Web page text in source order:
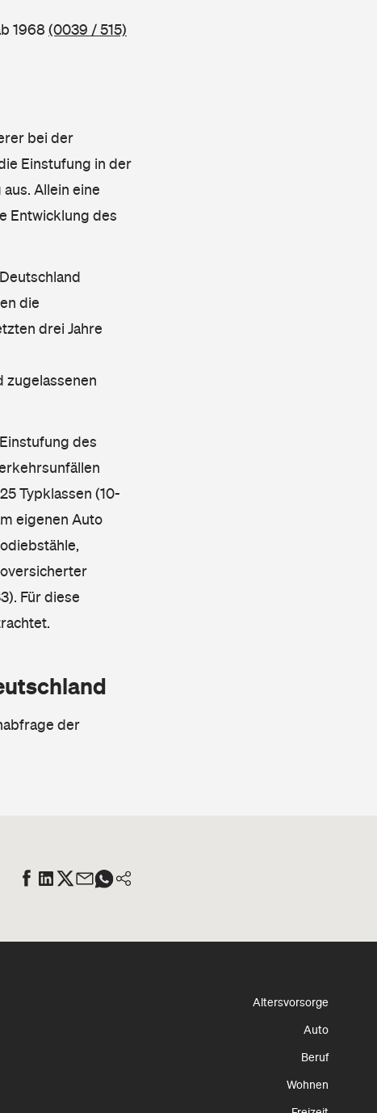
1968(0039 / 515)
bei der
Einstufung in der
Allein eine
Entwicklung des
die
drei Jahre
zugelassenen
des
Typklassen (10-
eigenen Auto
Für diese
der
Altersvorsorge
Auto
Beruf
Wohnen